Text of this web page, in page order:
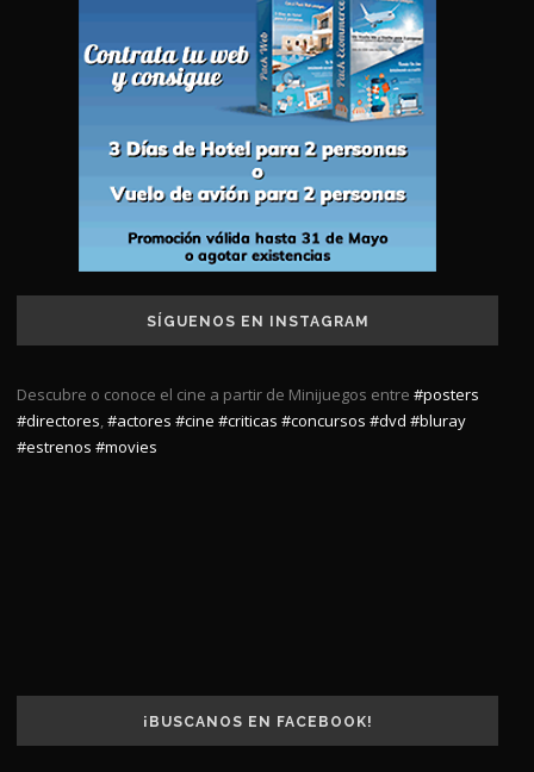
SÍGUENOS EN INSTAGRAM
Descubre o conoce el cine a partir de Minijuegos entre #posters
#directores,#actores #cine #criticas #concursos #dvd #bluray
#estrenos #movies
¡BUSCANOS EN FACEBOOK!